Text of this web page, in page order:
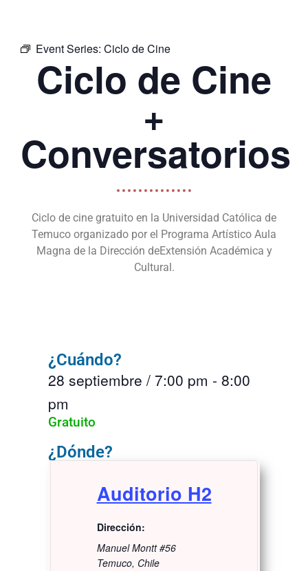
Event Series: Ciclo de Cine
Ciclo de Cine
+
Conversatorios
Ciclo de cine gratuito en la Universidad Católica de
Temuco organizado por el Programa Artístico Aula
Magna de la Dirección deExtensión Académica y
Cultural.
¿Cuándo?
28 septiembre / 7:00 pm - 8:00
pm
Gratuito
¿Dónde?
Auditorio H2
Dirección:
Manuel Montt #56
Temuco, Chile